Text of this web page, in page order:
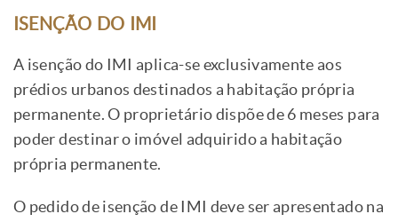
ISENÇÃO DO IMI
A isenção do IMI aplica-se exclusivamente aos
prédios urbanos destinados a habitação própria
permanente. O proprietário dispõe de 6 meses para
poder destinar o imóvel adquirido a habitação
própria permanente.
O pedido de isenção de IMI deve ser apresentado na